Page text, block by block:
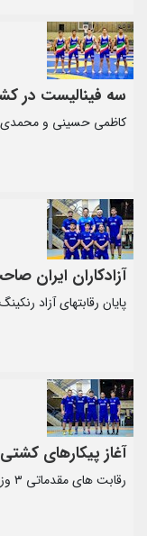
سه فینالیست در
کاظمی حسینی و محمدی
آزادکاران ایران صاحب ۵ مدال
پایان رقابتهای آزاد
آغاز پیکارهای
رقابت های مقدماتی ۳ وزن برگزار شد